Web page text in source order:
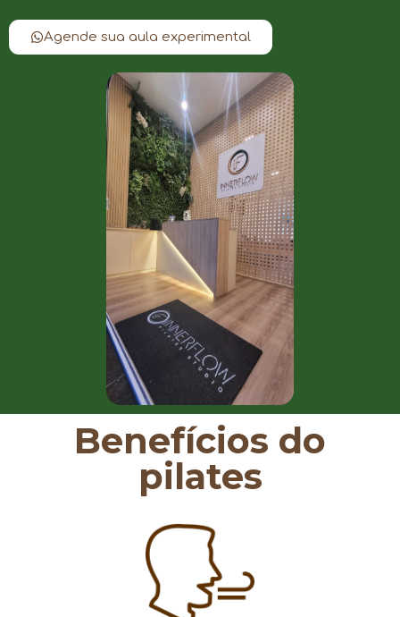
Agende sua aula experimental
Benefícios do
pilates